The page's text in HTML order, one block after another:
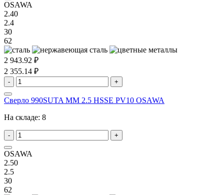
OSAWA
2.40
2.4
30
62
2 943.92 ₽
2 355.14 ₽
- +
Сверло 990SUTA MM 2.5 HSSE PV10 OSAWA
На складе: 8
- +
OSAWA
2.50
2.5
30
62